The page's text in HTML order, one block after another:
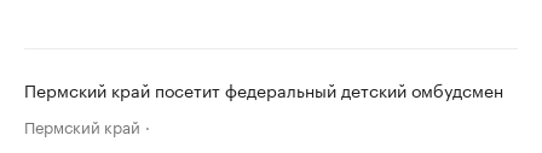
Пермский край посетит федеральный детский омбудсмен
Пермский край